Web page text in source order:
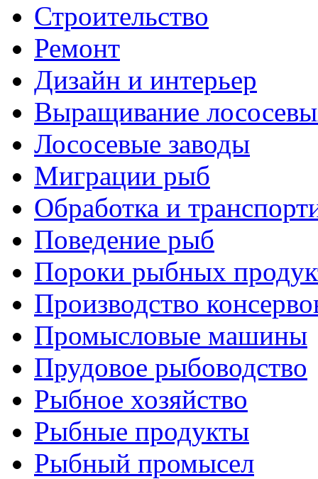
Строительство
Ремонт
Дизайн и интерьер
Выращивание
Лососевые заводы
Миграции рыб
Обработка и
Поведение рыб
Пороки рыбных
Производство
Промысловые машины
Прудовое рыбоводство
Рыбное хозяйство
Рыбные продукты
Рыбный промысел